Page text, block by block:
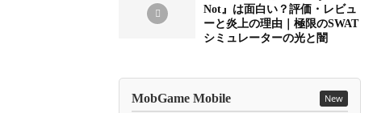
Not』は面白い？評価・レビュ
ーと炎上の理由｜極限のSWAT
シミュレーターの光と闇
MobGame Mobile New